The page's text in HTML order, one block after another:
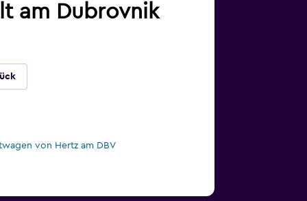
am Dubrovnik
von Hertz am DBV